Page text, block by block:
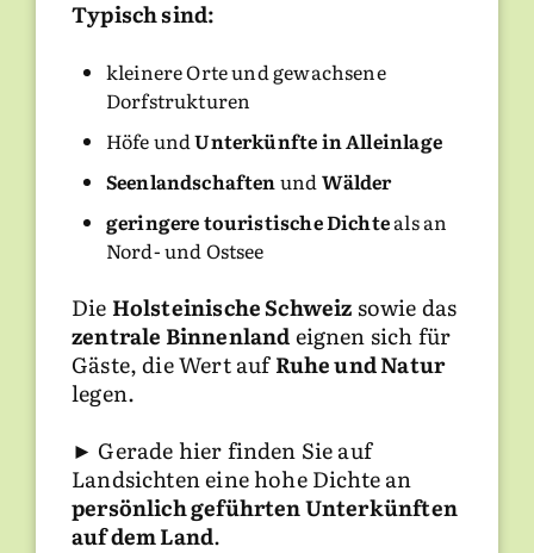
Typisch sind:
kleinere Orte und gewachsene
Dorfstrukturen
Höfe undUnterkünfte in Alleinlage
Seenlandschaften und Wälder
geringere touristische Dichteals an
Nord- und Ostsee
Die Holsteinische Schweiz sowie das
zentrale Binnenlandeignen sich für
Gäste, die Wert aufRuhe und Natur
legen.
► Gerade hier finden Sie auf
Landsichten eine hohe Dichte an
persönlich geführten Unterkünften
auf dem Land.